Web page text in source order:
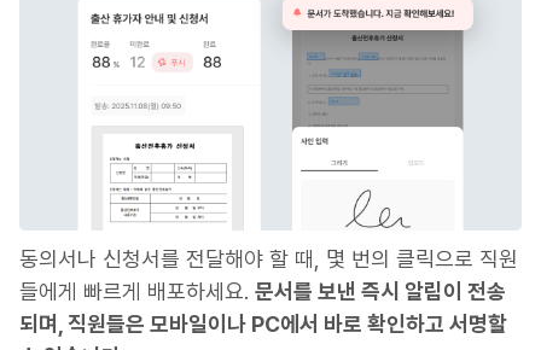
동의서나 신청서를 전달해야 할 때, 몇 번의 클릭으로 직원
들에게 빠르게 배포하세요. 문서를 보낸 즉시 알림이 전송
되며, 직원들은 모바일이나 PC에서 바로 확인하고 서명할